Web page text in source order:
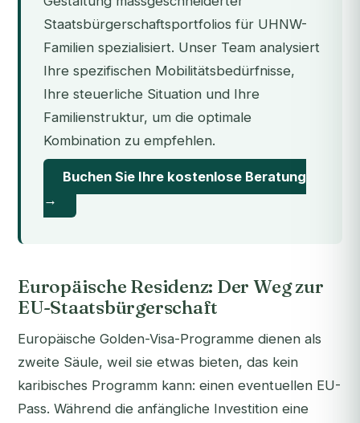
Staatsbürgerschaftsportfolios für UHNW-
Familien spezialisiert. Unser Team analysiert
Ihre spezifischen Mobilitätsbedürfnisse,
Ihre steuerliche Situation und Ihre
Familienstruktur, um die optimale
Kombination zu empfehlen.
Buchen Sie Ihre kostenlose Beratung
→
Europäische Residenz: Der Weg zur
EU-Staatsbürgerschaft
Europäische Golden-Visa-Programme dienen als
zweite Säule, weil sie etwas bieten, das kein
karibisches Programm kann: einen eventuellen EU-
Pass. Während die anfängliche Investition eine